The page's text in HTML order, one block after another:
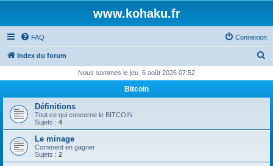
www.kohaku.fr
FAQ Connexion
Index du forum
h
r
Nous sommes le jeu. 6 août 2026 07:52
Bitcoin
Définitions
Tout ce qui concerne le BITCOIN
Sujets : 4
Le minage
Comment en gagner
Sujets : 2